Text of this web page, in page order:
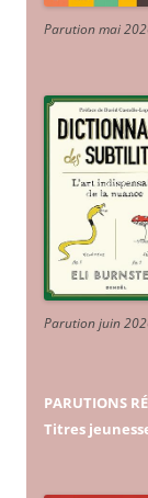
Parution mai
Parution juin
PARUTIONS
Titres